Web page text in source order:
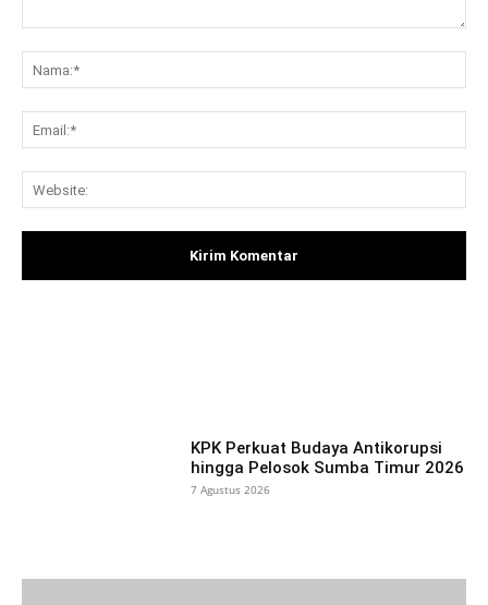
KPK Perkuat Budaya Antikorupsi
hingga Pelosok Sumba Timur 2026
7 Agustus 2026